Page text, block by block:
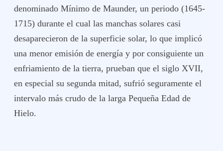
denominado Mínimo de Maunder, un periodo (1645-
1715) durante el cual las manchas solares casi
desaparecieron de la superficie solar, lo que implicó
una menor emisión de energía y por consiguiente un
enfriamiento de la tierra, prueban que el siglo XVII,
en especial su segunda mitad, sufrió seguramente el
intervalo más crudo de la larga Pequeña Edad de
Hielo.